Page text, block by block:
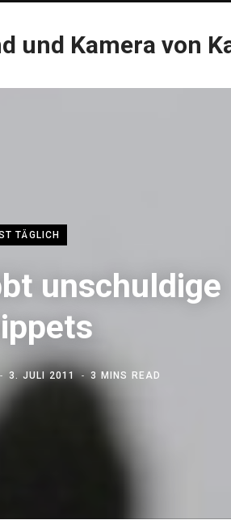
und Kamera von
TÄGLICH
unschuldige
3. JULI 2011 3 MINS READ